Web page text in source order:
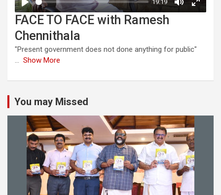
FACE TO FACE with Ramesh
Chennithala
"Present government does not done anything for public"
... Show More
You may Missed